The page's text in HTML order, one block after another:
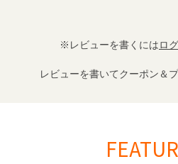
※レビューを書くにはロ
レビューを書いてクーポン＆